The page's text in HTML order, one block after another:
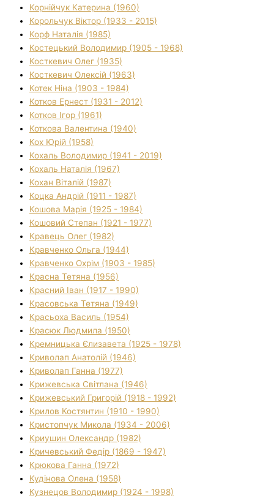
Корнійчук Катерина (1960)
Корольчук Віктор (1933 - 2015)
Корф Наталія (1985)
Костецький Володимир (1905 - 1968)
Косткевич Олег (1935)
Косткевич Олексій (1963)
Котек Ніна (1903 - 1984)
Котков Ернест (1931 - 2012)
Котков Ігор (1961)
Коткова Валентина (1940)
Кох Юрій (1958)
Кохаль Володимир (1941 - 2019)
Кохаль Наталія (1967)
Кохан Віталій (1987)
Коцка Андрій (1911 - 1987)
Кошова Марія (1925 - 1984)
Кошовий Степан (1921 - 1977)
Кравець Олег (1982)
Кравченко Ольга (1944)
Кравченко Охрім (1903 - 1985)
Красна Тетяна (1956)
Красний Іван (1917 - 1990)
Красовська Тетяна (1949)
Красьоха Василь (1954)
Красюк Людмила (1950)
Кремницька Єлизавета (1925 - 1978)
Криволап Анатолій (1946)
Криволап Ганна (1977)
Крижевська Світлана (1946)
Крижевський Григорій (1918 - 1992)
Крилов Костянтин (1910 - 1990)
Кристопчук Микола (1934 - 2006)
Криушин Олександр (1982)
Кричевський Федір (1869 - 1947)
Крюкова Ганна (1972)
Кудінова Олена (1958)
Кузнецов Володимир (1924 - 1998)